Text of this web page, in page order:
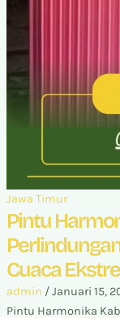
Jawa Timur
Pintu
Cuaca
admin /Januari 15,
Pintu Harmonika